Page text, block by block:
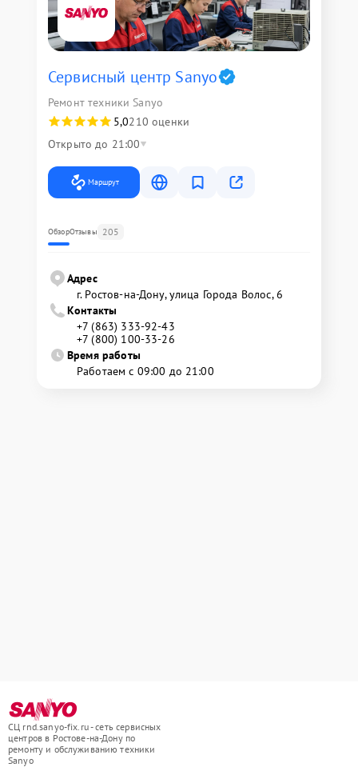
Сервисный центр Sanyo
Ремонт техники Sanyo
5,0210 оценки
Открыто до 21:00
Маршрут
ОбзорОтзывы 205
Адрес
г. Ростов-на-Дону, улица Города Волос, 6
Контакты
+7 (863) 333-92-43
+7 (800) 100-33-26
Время работы
Работаем с 09:00 до 21:00
СЦ rnd.sanyo-fix.ru - сеть сервисных
центров в Ростове-на-Дону по
ремонту и обслуживанию техники
Sanyo